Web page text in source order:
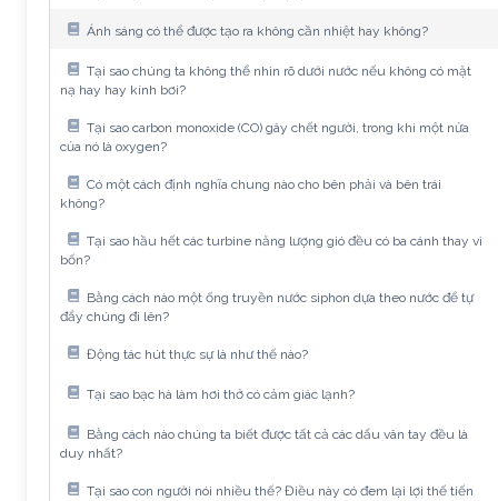
Ánh sáng có thể được tạo ra không cần nhiệt hay không?
Tại sao chúng ta không thể nhìn rõ dưới nước nếu không có mặt
nạ hay hay kính bơi?
Tại sao carbon monoxide (CO) gây chết người, trong khi một nửa
của nó là oxygen?
Có một cách định nghĩa chung nào cho bên phải và bên trái
không?
Tại sao hầu hết các turbine năng lượng gió đều có ba cánh thay vì
bốn?
Bằng cách nào một ống truyền nước siphon dựa theo nước để tự
đẩy chúng đi lên?
Động tác hút thực sự là như thế nào?
Tại sao bạc hà làm hơi thở có cảm giác lạnh?
Bằng cách nào chúng ta biết được tất cả các dấu vân tay đều là
duy nhất?
Tại sao con người nói nhiều thế? Điều này có đem lại lợi thế tiến